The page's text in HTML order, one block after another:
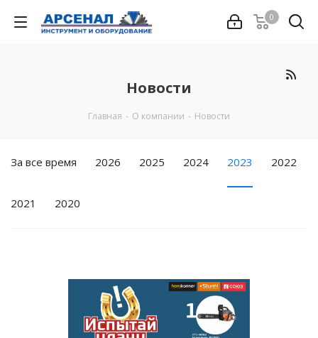
0
Новости
Главная - О компании - Новости
За все время 2026 2025 2024 2023 2022
2021 2020